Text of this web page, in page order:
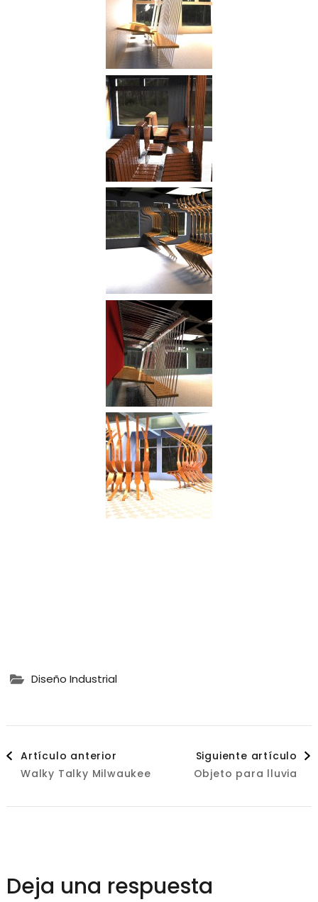
Diseño Industrial
Navegación
de
Artículo anterior
Walky Talky Milwaukee
Siguiente artículo
Objeto para lluvia
Deja una respuesta